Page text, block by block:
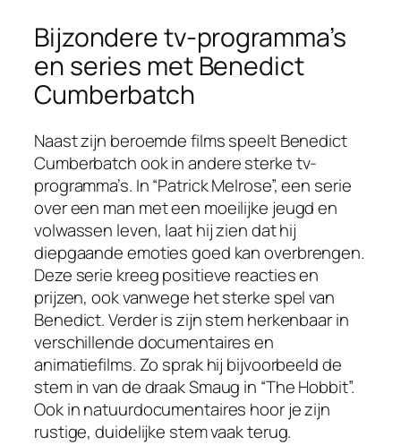
Bijzondere tv-programma’s
en series met Benedict
Cumberbatch
Naast zijn beroemde films speelt Benedict
Cumberbatch ook in andere sterke tv-
programma’s. In “Patrick Melrose”, een serie
over een man met een moeilijke jeugd en
volwassen leven, laat hij zien dat hij
diepgaande emoties goed kan overbrengen.
Deze serie kreeg positieve reacties en
prijzen, ook vanwege het sterke spel van
Benedict. Verder is zijn stem herkenbaar in
verschillende documentaires en
animatiefilms. Zo sprak hij bijvoorbeeld de
stem in van de draak Smaug in “The Hobbit”.
Ook in natuurdocumentaires hoor je zijn
rustige, duidelijke stem vaak terug.